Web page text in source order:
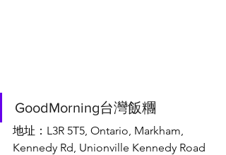
GoodMorning台灣飯糰
地址：L3R 5T5, Ontario, Markham,
Kennedy Rd, Unionville Kennedy Road